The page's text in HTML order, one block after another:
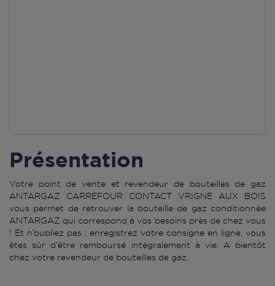
Présentation
Votre point de vente et revendeur de bouteilles de gaz
ANTARGAZ CARREFOUR CONTACT VRIGNE AUX BOIS
vous permet de retrouver la bouteille de gaz conditionnée
ANTARGAZ qui correspond à vos besoins près de chez vous
! Et n’oubliez pas : enregistrez votre consigne en ligne, vous
êtes sûr d’être remboursé intégralement à vie. A bientôt
chez votre revendeur de bouteilles de gaz.